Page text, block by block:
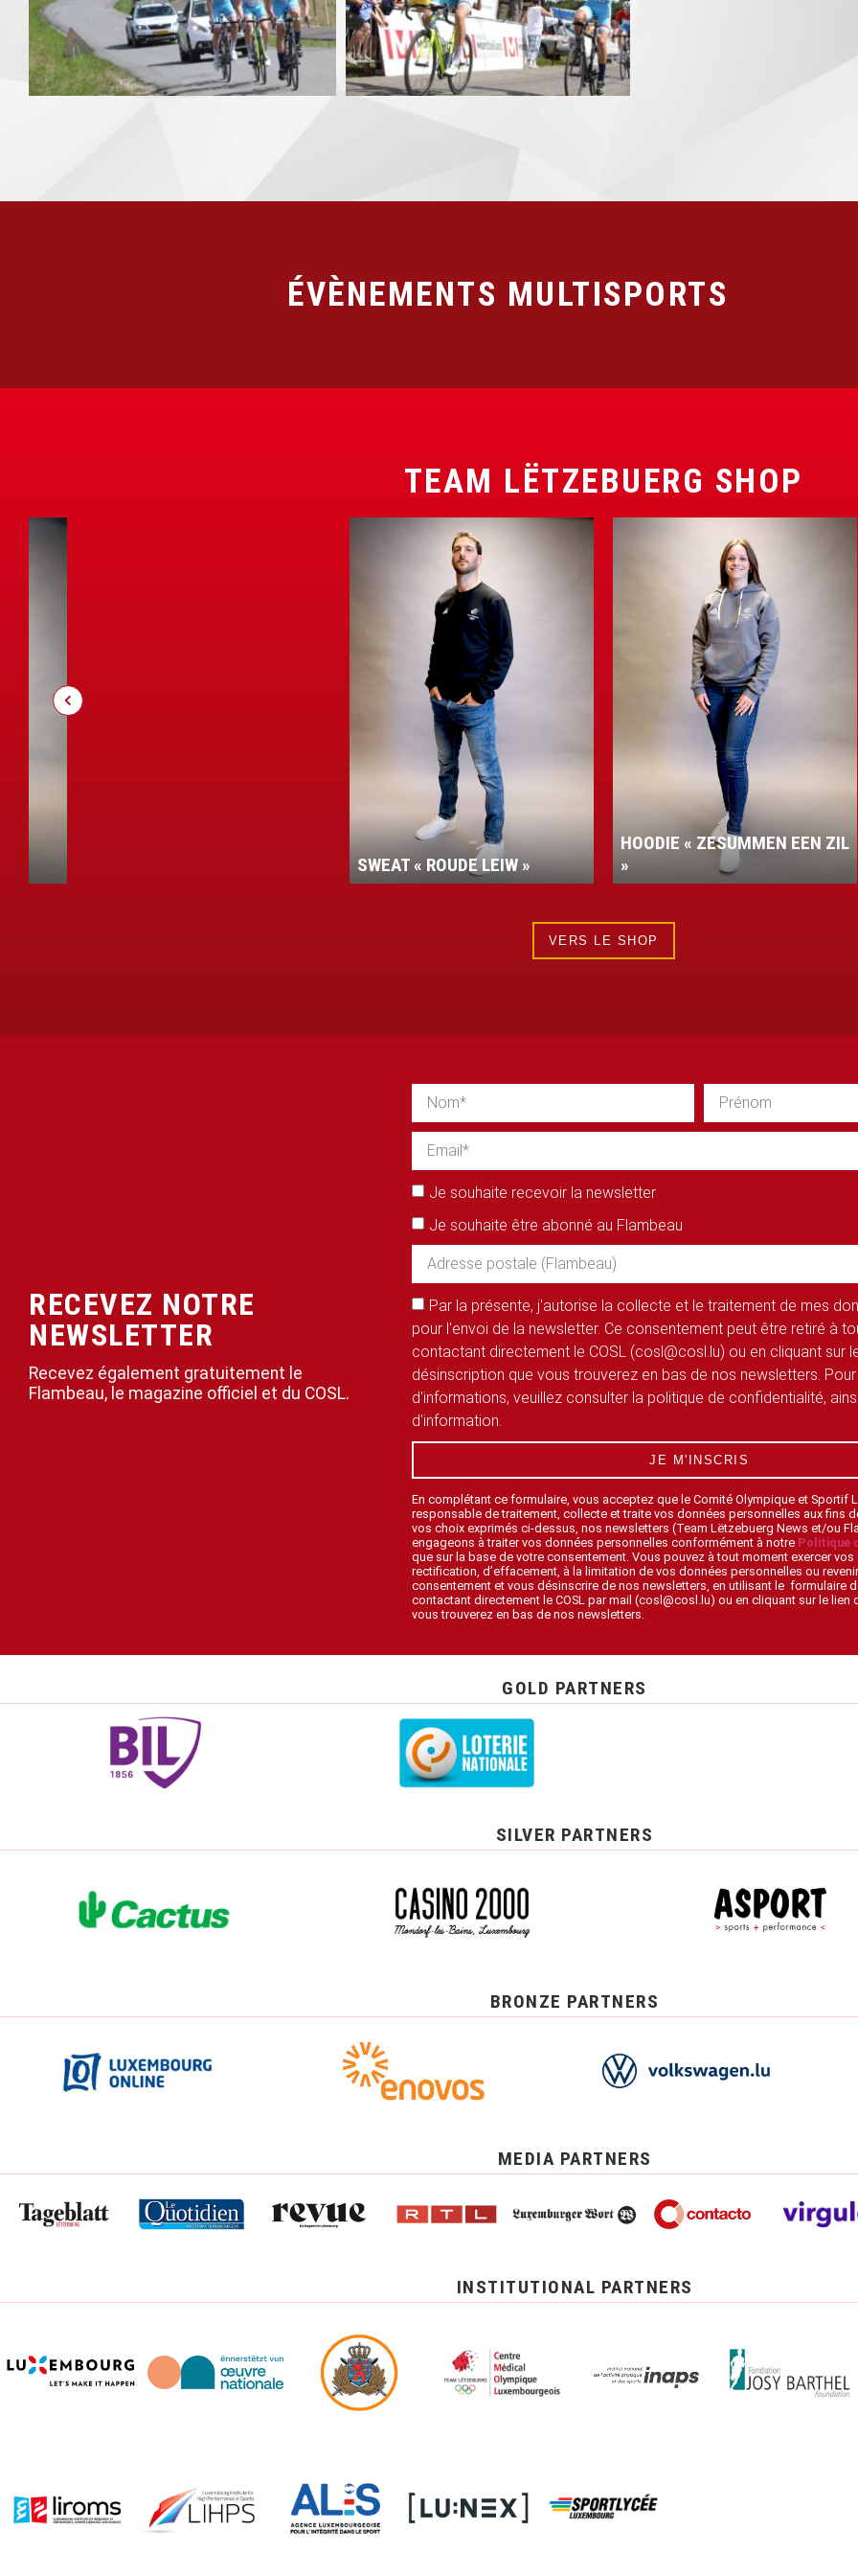
ÉVÈNEMENTS MULTISPORTS
TEAM LËTZEBUERG SHOP
HOODIE « ZESUMMEN EEN ZIL
»
VESTE PERFORMANCE
VERS LE SHOP
RECEVEZ NOTRE
NEWSLETTER
Recevez également gratuitement le
Flambeau, le magazine officiel et du COSL.
Je souhaite recevoir la newsletter
Je souhaite être abonné au Flambeau
Par la présente, j'autorise la collecte et le traitement de mes
pour l'envoi de la newsletter. Ce consentement peut être retiré à
contactant directement le COSL (cosl@cosl.lu) ou en cliquant sur
désinscription que vous trouverez en bas de nos newsletters. Pour
d'informations, veuillez consulter la politique de confidentialité,
d'information.
JE M'INSCRIS
En complétant ce formulaire, vous acceptez que le Comité Olympique et Sportif
responsable de traitement, collecte et traite vos données personnelles aux fins
vos choix exprimés ci-dessus, nos newsletters (Team Lëtzebuerg News et/ou
engageons à traiter vos données personnelles conformément à notre Politique
que sur la base de votre consentement. Vous pouvez à tout moment exercer vos
rectification, d’effacement, à la limitation de vos données personnelles ou
consentement et vous désinscrire de nos newsletters, en utilisant le formulaire
contactant directement le COSL par mail (cosl@cosl.lu) ou en cliquant sur le
vous trouverez en bas de nos newsletters.
GOLD PARTNERS
SILVER PARTNERS
BRONZE PARTNERS
MEDIA PARTNERS
INSTITUTIONAL PARTNERS